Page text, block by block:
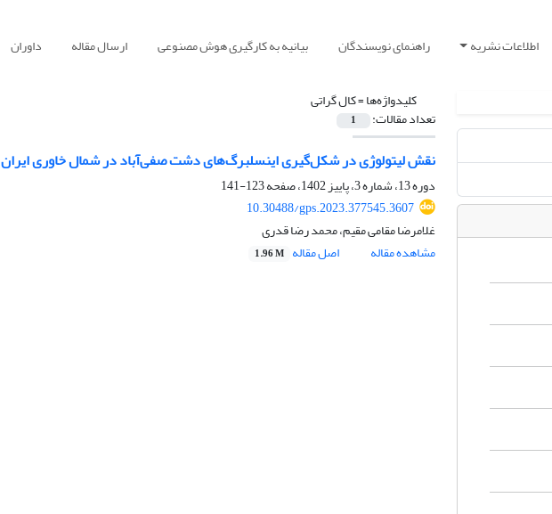
اطلاعات نشریه راهنمای نویسندگان بیانیه به کارگیری هوش مصنوعی ارسال مقاله داوران
کلیدواژه‌ها =کال گراتی
تعداد مقالات: 1
نقش لیتولوژی در شکل‌گیری اینسلبرگ‌های دشت صفی‌آباد در شمال خاوری ایران
دوره 13، شماره 3، پاییز 1402، صفحه
123-141
10.30488/gps.2023.377545.3607
غلامرضا مقامی مقیم، محمد رضا قدری
مشاهده مقاله
اصل مقاله 1.96 M